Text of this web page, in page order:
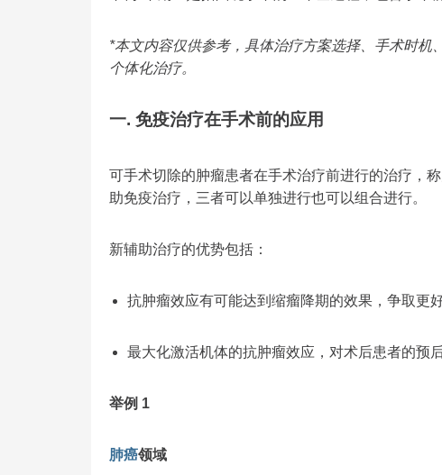
*本文内容仅供参考，具体治疗方案选择、手术时
个体化治疗。
一. 免疫治疗在手术前的应用
可手术切除的肿瘤患者在手术治疗前进行的治疗，
助免疫治疗，三者可以单独进行也可以组合进行。
新辅助治疗的优势包括：
抗肿瘤效应有可能达到缩瘤降期的效果，争取更
最大化激活机体的抗肿瘤效应，对术后患者的预
举例 1
肺癌领域